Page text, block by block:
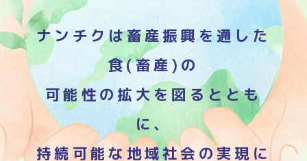
ナンチクは畜産振興を通した
食(畜産)の
可能性の拡大を図るととも
に、
持続可能な地域社会の実現に